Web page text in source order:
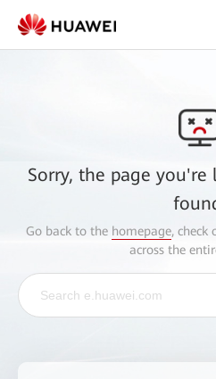
Sorry, the page
Go back to the homepage, check
across the